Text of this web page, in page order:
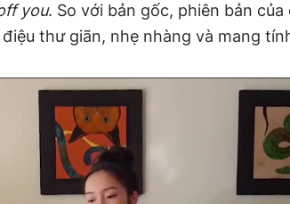
you. So với bản gốc, phiên bản của
thư giãn, nhẹ nhàng và mang